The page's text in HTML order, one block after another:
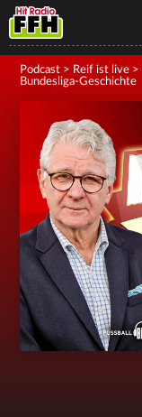
Podcast > Reif ist live >
Bundesliga-Geschichte